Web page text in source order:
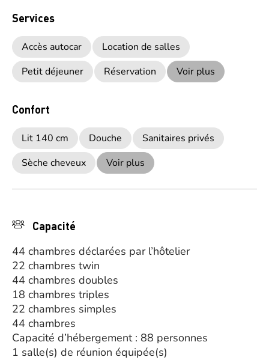
Services
Accès autocar
Location de salles
Petit déjeuner
Réservation Voir plus
Confort
Lit 140 cm Douche
Sanitaires privés
Sèche cheveux
Voir plus
Capacité
44 chambres déclarées par l’hôtelier
22 chambres twin
44 chambres doubles
18 chambres triples
22 chambres simples
44 chambres
Capacité d’hébergement : 88 personnes
1 salle(s) de réunion équipée(s)